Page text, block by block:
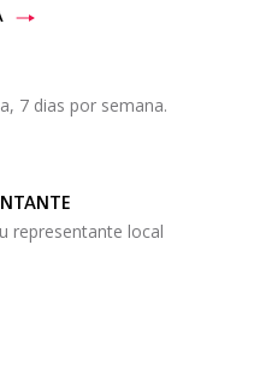
7 dias por semana.
representante local